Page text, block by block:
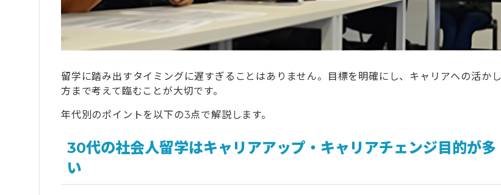
10後悔しないために社会人留学・ワーホリ中から意識しておきたいこと
渡航の目的を振り返って計画通りに行動できているか
10.2新しいことに次々と挑戦して日々刺激と学びを得られているか
10.3周りの人と交流を図って国籍や言語の壁を超えたつながりを作れているか
10.4自分の強みや経験を棚卸しし言語化する準備はできているか
10.5資金がショートしないように日々の出費と予算のバランスはとれているか
11社会人留学・ワーホリ後のキャリアを考えないと後悔しやすい
12.1正社員で帰国後のキャリアが決まってない場合はなるべく休職を選ぶ
留学に踏み出すタイミングに遅すぎることはありません。目標を明確にし、キャリアへの活かし
方まで考えて臨むことが大切です。
年代別のポイントを以下の3点で解説します。
30代の社会人留学はキャリアアップ・キャリアチェンジ目的が多
い